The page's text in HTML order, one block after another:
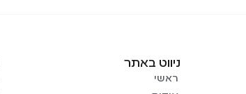
ניווט באתר
ראשי